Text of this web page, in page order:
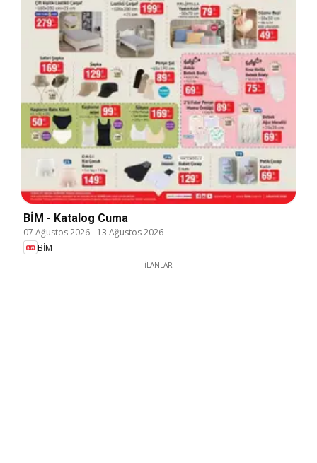
BİM - Katalog Cuma
07 Ağustos 2026- 13 Ağustos 2026
BİM
İLANLAR